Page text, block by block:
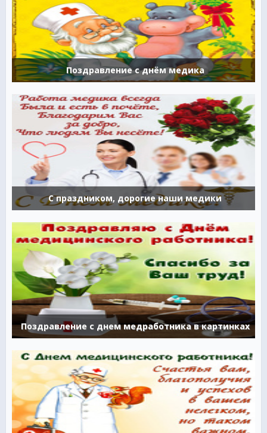
Поздравление с днём медика
С праздником, дорогие наши медики
Поздравление с днем медработника в картинках